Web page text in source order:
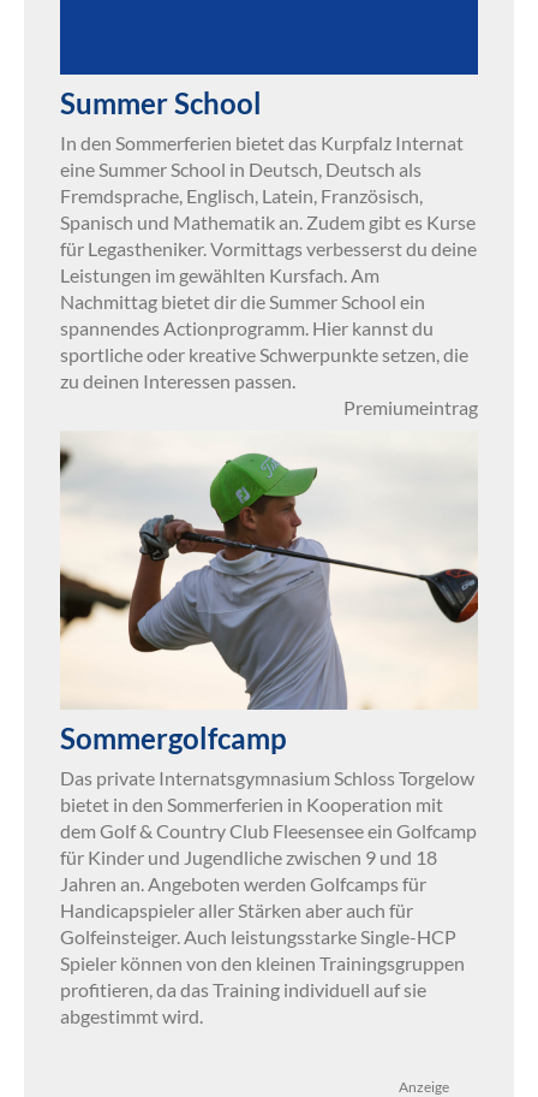
Summer School
In den Sommerferien bietet das Kurpfalz Internat
eine Summer School in Deutsch, Deutsch als
Fremdsprache, Englisch, Latein, Französisch,
Spanisch und Mathematik an. Zudem gibt es Kurse
für Legastheniker. Vormittags verbesserst du deine
Leistungen im gewählten Kursfach. Am
Nachmittag bietet dir die Summer School ein
spannendes Actionprogramm. Hier kannst du
sportliche oder kreative Schwerpunkte setzen, die
zu deinen Interessen passen.
Premiumeintrag
Sommergolfcamp
Das private Internatsgymnasium Schloss Torgelow
bietet in den Sommerferien in Kooperation mit
dem Golf & Country Club Fleesensee ein Golfcamp
für Kinder und Jugendliche zwischen 9 und 18
Jahren an. Angeboten werden Golfcamps für
Handicapspieler aller Stärken aber auch für
Golfeinsteiger. Auch leistungsstarke Single-HCP
Spieler können von den kleinen Trainingsgruppen
profitieren, da das Training individuell auf sie
abgestimmt wird.
Anzeige